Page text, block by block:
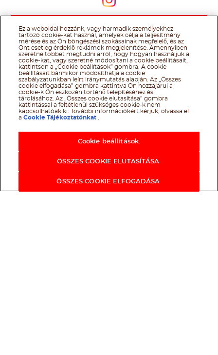
Kövessen
@Ferrero 2026 All rights reserved.
Nutella® cookie tájékoztató
Felhasználás Feltételei
Technikai információk Impresszum
Ferrero
adatkezelési tájékoztató
Ez a weboldal hozzánk, vagy harmadik személyekhez
tartozó cookie-kat használ, amelyek célja a teljesítmény
mérése és az Ön böngészési szokásainak megfelelő, és az
Önt esetleg érdeklő reklámok megjelenítése. Amennyiben
szeretne többet megtudni arról, hogy hogyan használjuk a
cookie-kat, vagy szeretné módosítani a cookie beállításait,
kattintson a „Cookie beállítások” gombra. A cookie
beállításait bármikor módosíthatja a cookie
szabályzatunkban leírt iránymutatás alapján. Az „Összes
cookie elfogadása” gombra kattintva Ön hozzájárul a
cookie-k Ön eszközén történő telepítéséhez és
tárolásához. Az „Összes cookie elutasítása” gombra
kattintással a feltétlenül szükséges cookie-k nem
kapcsolhatóak ki. További információkért kérjük, olvassa el
aCookie Tájékoztatónkat
Cookie beállítások.
ÖSSZES COOKIE ELUTASÍTÁSA
ÖSSZES COOKIE ELFOGADÁSA